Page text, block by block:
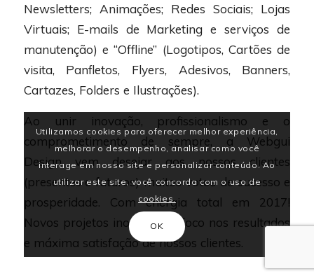
Newsletters; Animações; Redes Sociais; Lojas
Virtuais; E-mails de Marketing e serviços de
manutenção) e “Offline” (Logotipos, Cartões de
visita, Panfletos, Flyers, Adesivos, Banners,
Cartazes, Folders e Ilustrações).
Ao unir inovação, profissionalismo e o
comprometimento de sempre, a Webgui
Design vem desejar aos nossos clientes
(presentes e futuros) muitos votos de sucesso e
prosperidade. Com energia total em 2017!
Novos projetos inovadores, foco nos resultados
e máxima satisfação de nossos clientes.
Utilizamos cookies para oferecer melhor experiência,
melhorar o desempenho, analisar como você
interage em nosso site e personalizar conteúdo. Ao
utilizar este site, você concorda com o uso de
cookies.
OK